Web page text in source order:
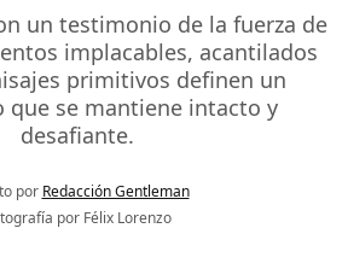
un testimonio de la fuerza de
implacables, acantilados
primitivos definen un
que se mantiene intacto y
desafiante.
por Redacción Gentleman
por Félix Lorenzo